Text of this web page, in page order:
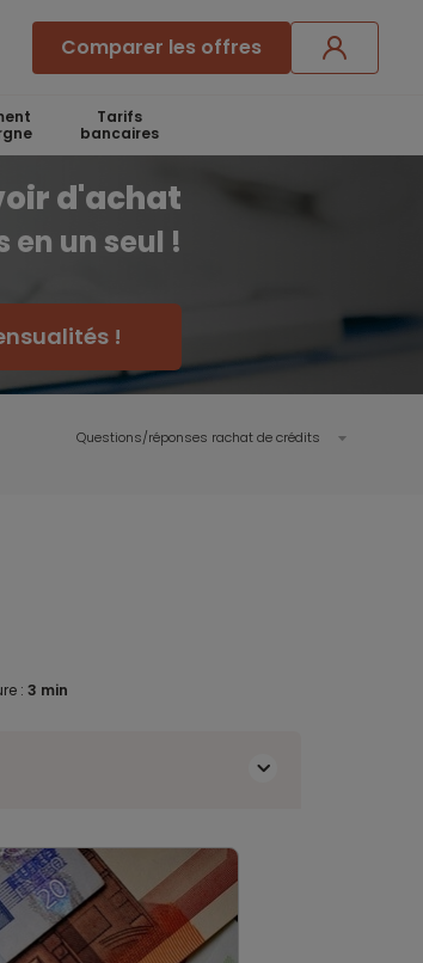
Comparer les offres
Tarifs
bancaires
d'achat
un seul !
!
Questions/réponses rachat de crédits
: 3 min